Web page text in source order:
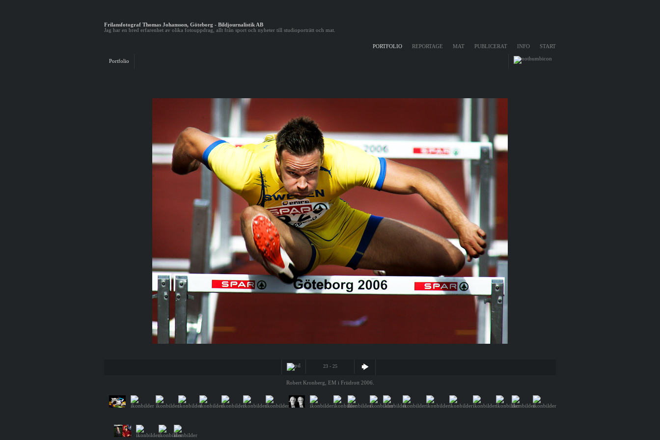
Frilansfotograf Thomas Johansson, Göteborg - Bildjournalistik AB
Jag har en bred erfarenhet av olika fotouppdrag, allt från sport och nyheter till studioporträtt och mat.
PORTFOLIO REPORTAGE MAT PUBLICERAT INFO START
Portfolio
23 - 25
Robert Kronberg, EM i Friidrott 2006.